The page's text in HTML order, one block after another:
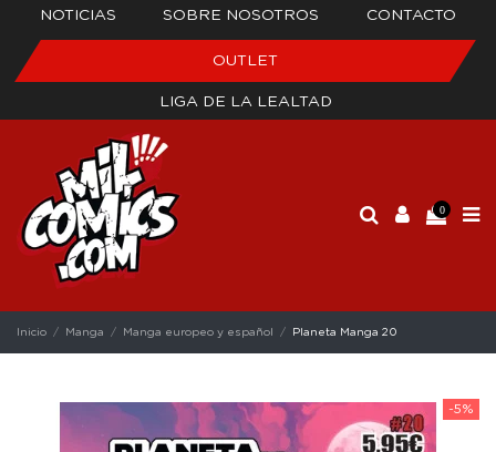
NOTICIAS SOBRE NOSOTROS CONTACTO
OUTLET
LIGA DE LA LEALTAD
0
Inicio Manga Manga europeo y español Planeta Manga 20
-5%